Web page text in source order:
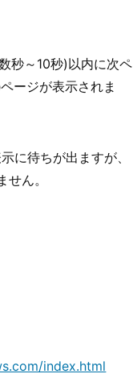
秒～10秒)以内に次ペ
ージが表示されま
に待ちが出ますが、
ん。
index.html